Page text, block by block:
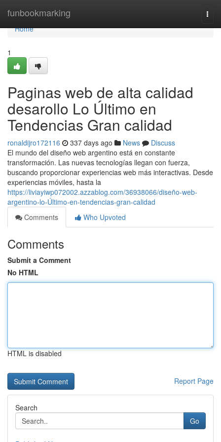
funbookmarking
Home
Home
1
Paginas web de alta calidad
desarollo Lo Último en
Tendencias Gran calidad
ronaldijro172116 337 days ago News
Discuss
El mundo del diseño web argentino está en constante
transformación. Las nuevas tecnologías llegan con fuerza,
buscando proporcionar experiencias web más interactivas. Desde
experiencias móviles, hasta la
https://liviayiwp072002.azzablog.com/36938066/diseño-web-
argentino-lo-Último-en-tendencias-gran-calidad
Comments
Who Upvoted
Comments
Submit a Comment
No HTML
HTML is disabled
Report Page
Search
Go